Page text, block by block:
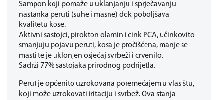
Šampon koji pomaže u uklanjanju i sprječavanju
nastanka peruti (suhe i masne) dok poboljšava
kvalitetu kose.
Aktivni sastojci, pirokton olamin i cink PCA, učinkovito
smanjuju pojavu peruti, kosa je pročišćena, manje se
masti te je uklonjen osjećaj svrbeži i crvenilo.
Sadrži 77% sastojaka prirodnog podrijetla.
Perut je općenito uzrokovana poremećajem u vlasištu,
koji može uzrokovati iritaciju i svrbež. Ova stanja